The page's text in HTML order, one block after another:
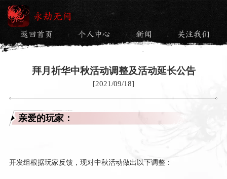
永劫无间
返回首页 / 个人中心 / 新闻 / 关注我们
拜月祈华中秋活动调整及活动延长公告
[2021/09/18]
亲爱的玩家：
开发组根据玩家反馈，现对中秋活动做出以下调整：